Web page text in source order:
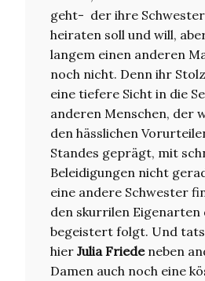
geht- der ihre Schwester
heiraten soll und will,
langem einen anderen
noch nicht. Denn ihr
eine tiefere Sicht in die
anderen Menschen, der
den hässlichen
Standes geprägt, mit
Beleidigungen nicht
eine andere Schwester
den skurrilen Eigenarten
begeistert folgt. Und
hier Julia Friedeneben
Damen auch noch eine